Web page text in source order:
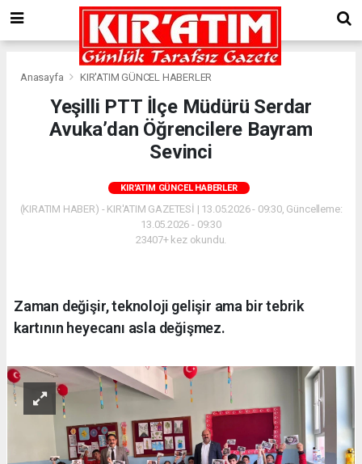
Anasayfa KIR'ATIM GÜNCEL HABERLER
Yeşilli PTT İlçe Müdürü Serdar
Avuka’dan Öğrencilere Bayram
Sevinci
KIR'ATIM GÜNCEL HABERLER
(KIRATIM HABER) - KIR'ATIM GAZETESİ | 13.05.2026 - 09:30, Güncelleme:
13.05.2026 - 09:30
23407+ kez okundu.
Zaman değişir, teknoloji gelişir ama bir tebrik
kartının heyecanı asla değişmez.